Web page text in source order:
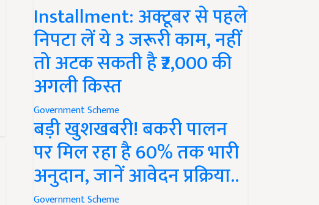
Installment: अक्टूबर से पहले
निपटा लें ये 3 जरूरी काम, नहीं
तो अटक सकती है ₹2,000 की
अगली किस्त
Government Scheme
बड़ी खुशखबरी! बकरी पालन
पर मिल रहा है 60% तक भारी
अनुदान, जानें आवेदन प्रक्रिया..
Government Scheme